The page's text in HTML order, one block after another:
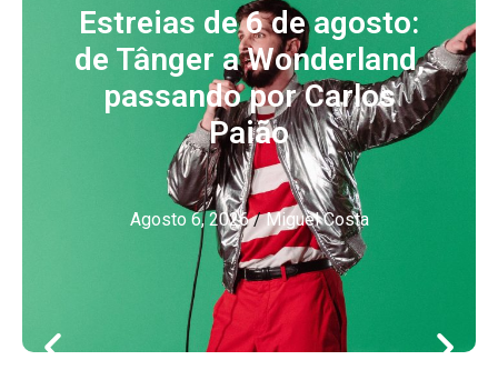
Estreias de 6 de agosto:
de Tânger a Wonderland,
passando por Carlos
Paião
Agosto 6, 2026 / Miguel Costa